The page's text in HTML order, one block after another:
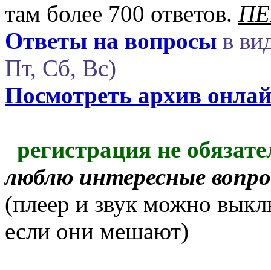
там более 700 ответов.
Ответы на вопросы в
Пт, Сб, Вс)
Посмотреть архив
регистрация не
люблю интересные
(плеер и звук можно
если они мешают)